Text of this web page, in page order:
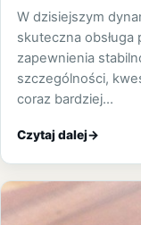
W dzisiejszym
skuteczna obsługa
zapewnienia
szczególności,
coraz bardziej…
Czytaj dalej→